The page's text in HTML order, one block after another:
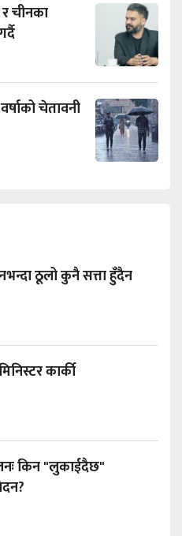
चीनका
चेतावनी
ठूलो कुनै सत्ता हुँदैन
कार्की
किन "लुकाईदैछ"